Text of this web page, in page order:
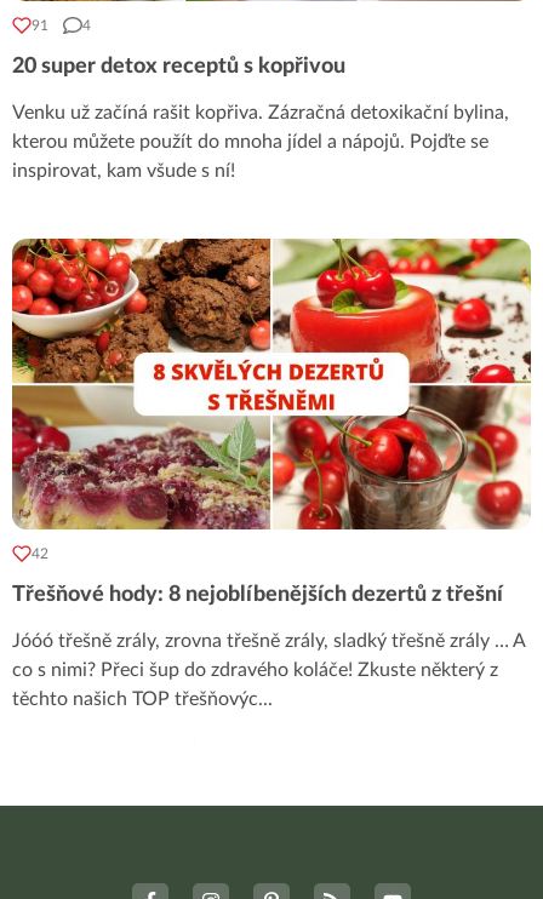
91 4
20 super detox receptů s kopřivou
Venku už začíná rašit kopřiva. Zázračná detoxikační bylina,
kterou můžete použít do mnoha jídel a nápojů. Pojďte se
inspirovat, kam všude s ní!
42
Třešňové hody: 8 nejoblíbenějších dezertů z třešní
Jóóó třešně zrály, zrovna třešně zrály, sladký třešně zrály … A
co s nimi? Přeci šup do zdravého koláče! Zkuste některý z
těchto našich TOP třešňovýc...